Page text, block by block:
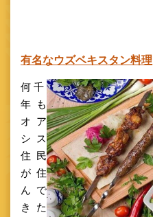
有名なウズベキスタン料理
何千
年も
オア
シス
住民
が住
んで
きた